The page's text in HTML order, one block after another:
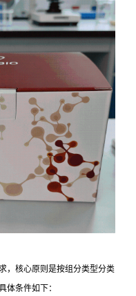
，核心原则是按组分类型分类
体条件如下：